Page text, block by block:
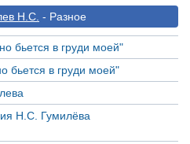
Н.С. - Разное
бьется в груди моей"
бьется в груди моей"
Н.С. Гумилёва